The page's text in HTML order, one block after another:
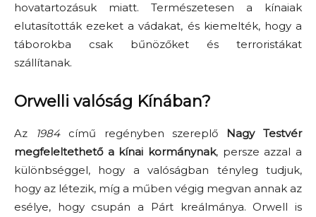
hovatartozásuk miatt. Természetesen a kínaiak
elutasították ezeket a vádakat, és kiemelték, hogy a
táborokba csak bűnözőket és terroristákat
szállítanak.
Orwelli valóság Kínában?
Az 1984című regényben szereplő Nagy Testvér
megfeleltethető a kínai kormánynak, persze azzal a
különbséggel, hogy a valóságban tényleg tudjuk,
hogy az létezik, míg a műben végig megvan annak az
esélye, hogy csupán a Párt kreálmánya. Orwell is